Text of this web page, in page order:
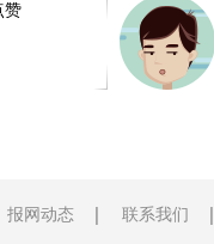
赞
报网动态 联系我们